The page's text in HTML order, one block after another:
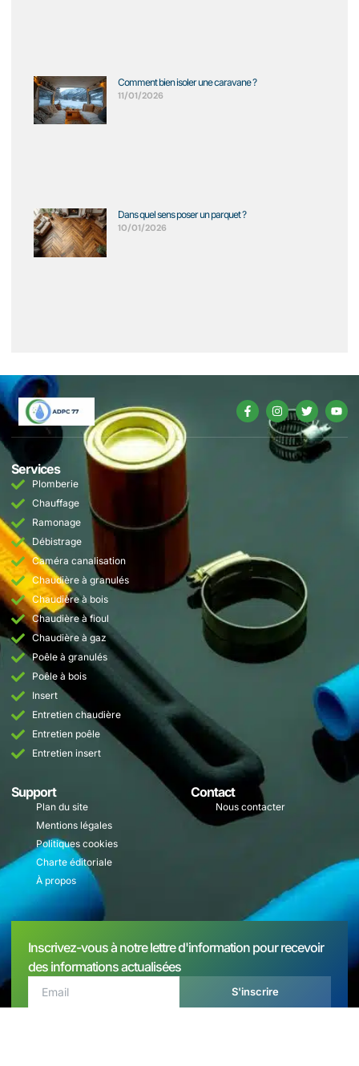
Comment bien isoler une caravane ?
11/01/2026
Dans quel sens poser un parquet ?
10/01/2026
Services
Plomberie
Chauffage
Ramonage
Débistrage
Caméra canalisation
Chaudière à granulés
Chaudière à bois
Chaudière à fioul
Chaudière à gaz
Poêle à granulés
Poêle à bois
Insert
Entretien chaudière
Entretien poêle
Entretien insert
Support
Plan du site
Mentions légales
Politiques cookies
Charte éditoriale
À propos
Contact
Nous contacter
Inscrivez-vous à notre lettre d'information pour recevoir
des informations actualisées
S'inscrire